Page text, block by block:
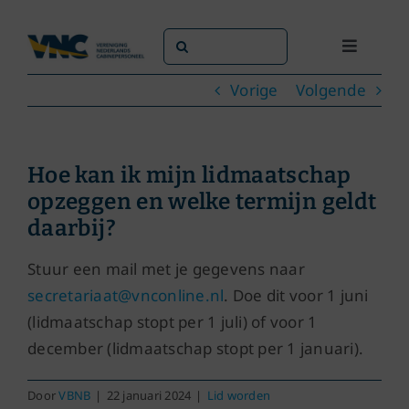
naar
inhoud
Toggle
Dossiers
Maatschappijen
Word lid!
Zoeken
naar:
Vorige
Volgende
Hoe kan ik mijn lidmaatschap
opzeggen en welke termijn geldt
daarbij?
Stuur een mail met je gegevens naar
secretariaat@vnconline.nl. Doe dit voor 1 juni
(lidmaatschap stopt per 1 juli) of voor 1
december (lidmaatschap stopt per 1 januari).
DoorVBNB | 22 januari 2024 | Lid worden